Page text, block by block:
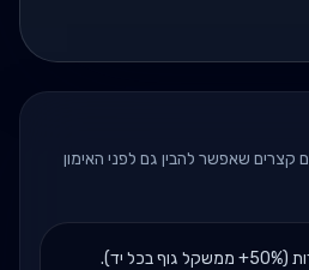
קצרים שאפשר להבין גם לפני האימון
יד).